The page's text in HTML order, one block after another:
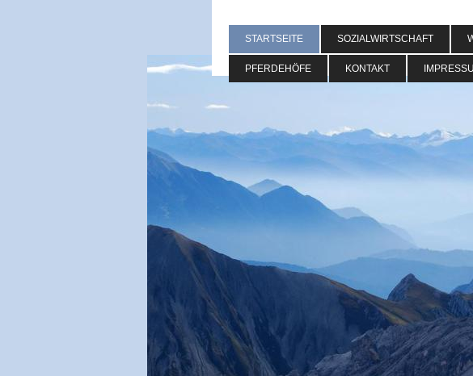
STARTSEITE SOZIALWIRTSCHAFT
PFERDEHÖFE KONTAKT